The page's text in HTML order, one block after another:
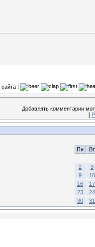
!
Добавлять комментарии
[
Пн Вт
2
3
9
10
16
17
23
24
30
31